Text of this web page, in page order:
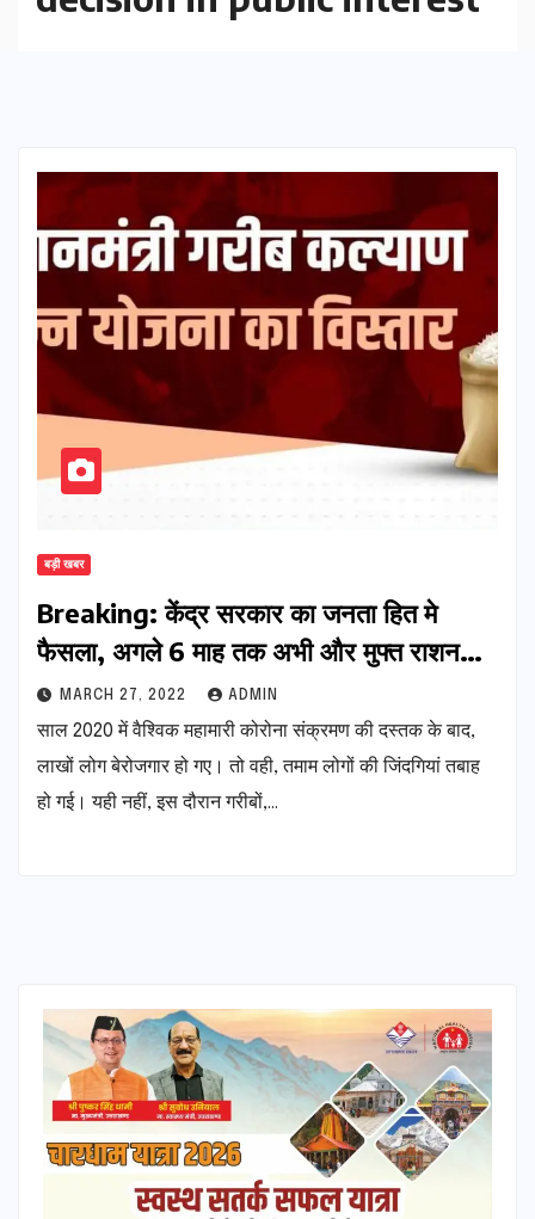
बड़ी खबर
Breaking: केंद्र सरकार का जनता हित मे
फैसला, अगले 6 माह तक अभी और मुफ्त राशन…
MARCH 27, 2022 ADMIN
साल 2020 में वैश्विक महामारी कोरोना संक्रमण की दस्तक के बाद,
लाखों लोग बेरोजगार हो गए। तो वही, तमाम लोगों की जिंदगियां तबाह
हो गई। यही नहीं, इस दौरान गरीबों,…